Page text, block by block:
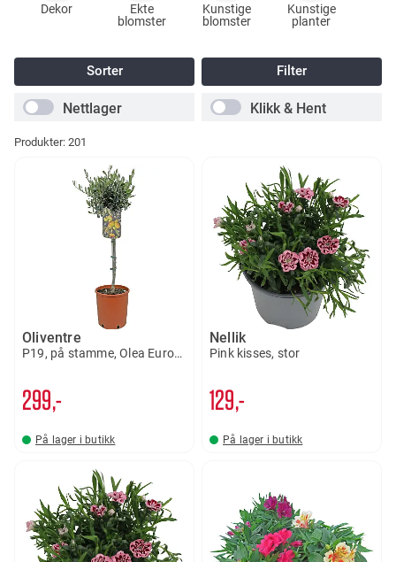
Dekor
Ekte
blomster
Kunstige
blomster
Kunstige
planter
Nettlager Klikk & Hent
Produkter: 201
Oliventre
P19, på stamme, Olea Europaea
299,-
På lager i butikk
Nellik
Pink kisses, stor
129,-
På lager i butikk
Filter
Sorter